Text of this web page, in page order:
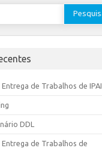
de Trabalhos de IPAI
DDL
de Trabalhos de